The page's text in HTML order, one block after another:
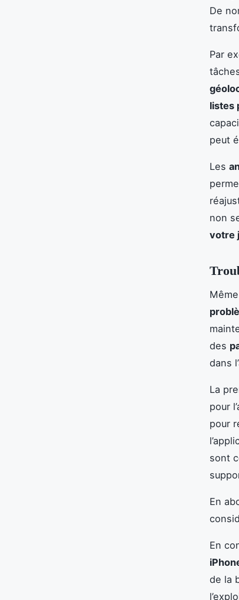
De
Par
listes
peut
Les
non
votre
des
dans
La
pour
pour
sont
En
En
de la